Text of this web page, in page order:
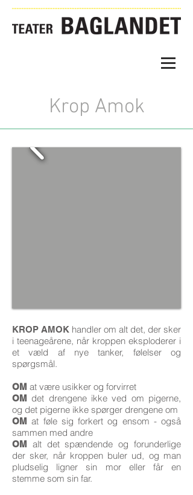
Krop Amok
KROP AMOK handler om alt det, der sker
i teenageårene, når kroppen eksploderer i
et væld af nye tanker, følelser og
spørgsmål.
OM at være usikker og forvirret
OM det drengene ikke ved om pigerne,
og det pigerne ikke spørger drengene om
OM at føle sig forkert og ensom - også
sammen med andre
OM alt det spændende og forunderlige
der sker, når kroppen buler ud, og man
pludselig ligner sin mor eller får en
stemme som sin far.